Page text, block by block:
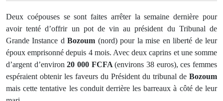
Deux coépouses se sont faites arrêter la semaine dernière pour
avoir tenté d’offrir un pot de vin au président du Tribunal de
Grande Instance dBozoum (nord) pour la mise en liberté de leur
époux emprisonné depuis 4 mois. Avec deux caprins et une somme
d’argent d’environ20 000 FCFA(environs 38 euros), ces femmes
espéraient obtenir les faveurs du Président du tribunal de Bozoum
mais cette tentative les conduit derrière les barreaux à côté de leur